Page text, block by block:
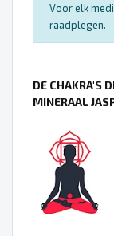
Voor elk
raadplegen.
DE CHAKRA'S
MINERAAL